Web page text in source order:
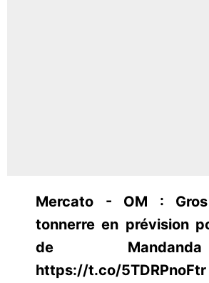
Mercato - OM :
tonnerre en prévision
de
https://t.co/5TDRPnoFtr